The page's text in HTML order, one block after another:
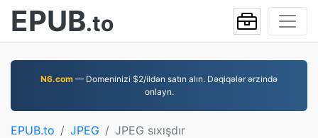
EPUB.to
N6.com — Domeninizi $2/ildən satın alın. Dəqiqələr ərzində
onlayn.
EPUB.to JPEG JPEG sıxışdır